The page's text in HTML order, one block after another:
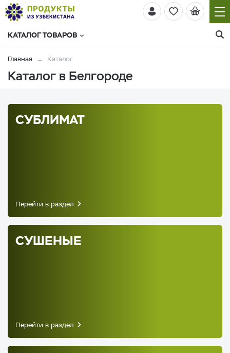
КАТАЛОГ ТОВАРОВ
Главная Каталог
Каталог в Белгороде
СУБЛИМАТ
Перейти в раздел
СУШЕНЫЕ
Перейти в раздел